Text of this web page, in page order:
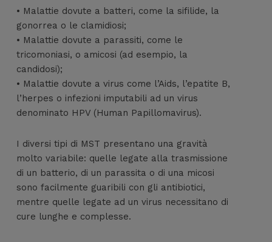
• Malattie dovute a batteri, come la sifilide, la
gonorrea o le clamidiosi;
• Malattie dovute a parassiti, come le
tricomoniasi, o amicosi (ad esempio, la
candidosi);
• Malattie dovute a virus come l’Aids, l’epatite B,
l’herpes o infezioni imputabili ad un virus
denominato HPV (Human Papillomavirus).
I diversi tipi di MST presentano una gravità
molto variabile: quelle legate alla trasmissione
di un batterio, di un parassita o di una micosi
sono facilmente guaribili con gli antibiotici,
mentre quelle legate ad un virus necessitano di
cure lunghe e complesse.